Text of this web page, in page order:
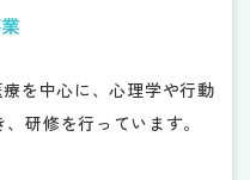
を中心に、心理学や行動
研修を行っています。